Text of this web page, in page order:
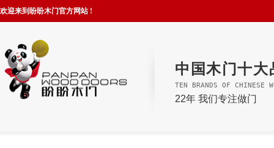
欢迎来到盼盼木门官方网站 !
中国木门十大
TEN BRANDS OF CHINESE
22年 我们专注做门